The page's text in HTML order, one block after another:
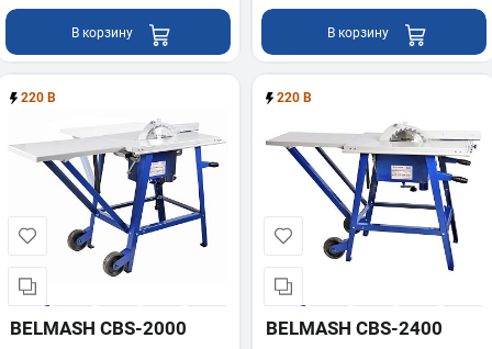
В корзину В корзину
220 В
BELMASH CBS-2000
220 В
BELMASH CBS-2400